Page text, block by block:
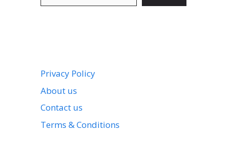
Privacy Policy
About us
Contact us
Terms & Conditions